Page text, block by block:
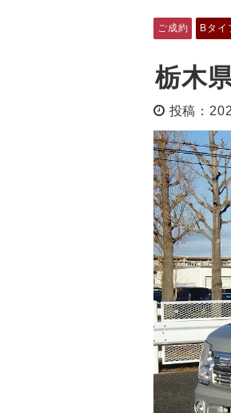
ご成約 Bタイ
栃木
投稿：